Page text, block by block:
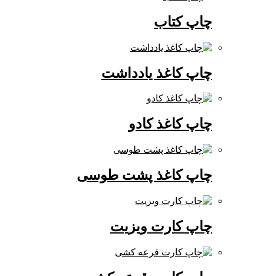
چاپ کتاب
چاپ کاغذ یادداشت
چاپ کاغذ کادو
چاپ کاغذ پشت طوسی
چاپ کارت ویزیت